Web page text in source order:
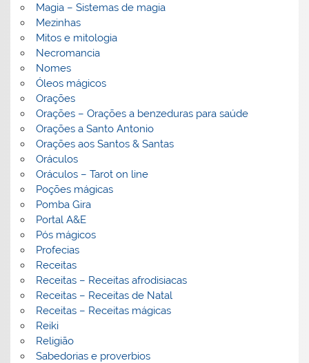
Magia – Sistemas de magia
Mezinhas
Mitos e mitologia
Necromancia
Nomes
Óleos mágicos
Orações
Orações – Orações a benzeduras para saúde
Orações a Santo Antonio
Orações aos Santos & Santas
Oráculos
Oráculos – Tarot on line
Poções mágicas
Pomba Gira
Portal A&E
Pós mágicos
Profecias
Receitas
Receitas – Receitas afrodisiacas
Receitas – Receitas de Natal
Receitas – Receitas mágicas
Reiki
Religião
Sabedorias e proverbios